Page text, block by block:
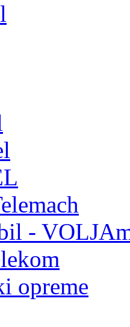
-
opreme